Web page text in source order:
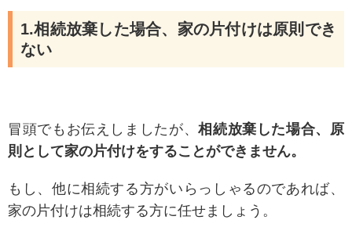
1.相続放棄した場合、家の片付けは原則でき
ない
冒頭でもお伝えしましたが、相続放棄した場合、原
則として家の片付けをすることができません。
もし、他に相続する方がいらっしゃるのであれば、
家の片付けは相続する方に任せましょう。